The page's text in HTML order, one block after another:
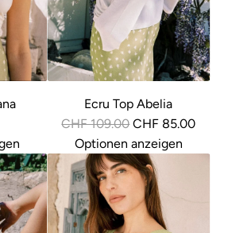
Ecru Top Abelia
R
ä
CHF 109.00 CHF 85.00
Optionen anzeigen